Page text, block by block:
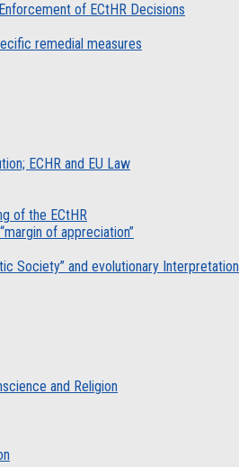
of ECtHR Decisions
remedial measures
ECHR and EU Law
of the ECtHR
of appreciation”
Society” and evolutionary Interpretation
and Religion